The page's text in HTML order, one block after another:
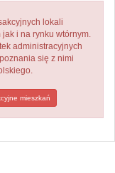
lokali
i na rynku wtórnym.
administracyjnych
się z nimi
mieszkań